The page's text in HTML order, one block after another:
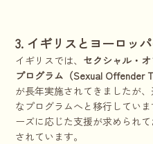
3. イギリスとヨーロッ
イギリスでは、 セクシャル・
プログラム（Sexual Offender
が長年実施されてきましたが
なプログラムへと移行してい
ーズに応じた支援が求められ
されています。